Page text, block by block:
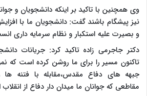
وی همچنین با تاکید بر اینکه دانشجویان و
نیز پیشگام باشند گفت: دانشجویان ما با
و بصیرت علیه استکبار و نظام سرمایه داری
تاکنون مسیر را برای ما روشن کرده است که
جبهه های دفاع مقدس،مقابله با فتنه
مقاطعی که جوانان ما میدان دار دفاع از انقلاب